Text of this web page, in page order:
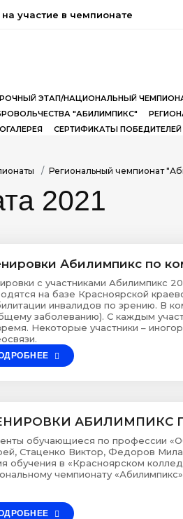
участие в чемпионате
ЭТАП/НАЦИОНАЛЬНЫЙ
"АБИЛИМПИКС"
СЕРТИФИКАТЫ ПОБЕДИТЕЛЕЙ
Региональный чемпионат
2021
Абилимпикс по
с участниками Абилимпикс
на базе Красноярской
инвалидов по зрению. В
заболеванию). С каждым
Некоторые участники –
АБИЛИМПИКС
обучающиеся по профессии
Стаценко Виктор, Федоров
обучения в «Красноярском
чемпионату